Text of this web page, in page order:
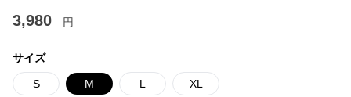
3,980 円
サイズ
S M L XL